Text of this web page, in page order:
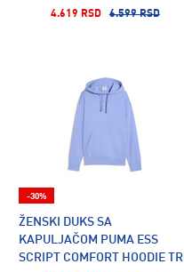
4.619 RSD 6.599 RSD
ŽENSKI DUKS SA
KAPULJAČOM PUMA ESS
SCRIPT COMFORT HOODIE TR
-30%